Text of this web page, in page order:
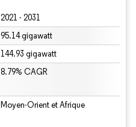
2021 - 2031
95.14 gigawatt
144.93 gigawatt
8.79% CAGR
Moyen-Orient et Afrique